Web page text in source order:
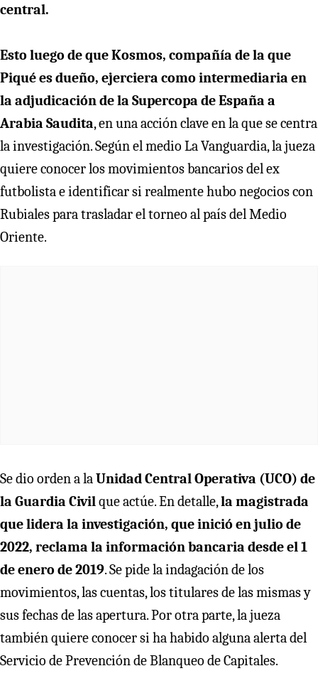
central.
Esto luego de que Kosmos, compañía de la que
Piqué es dueño, ejerciera como intermediaria en
la adjudicación de la Supercopa de España a
Arabia Saudita, en una acción clave en la que se centra
la investigación. Según el medio La Vanguardia, la jueza
quiere conocer los movimientos bancarios del ex
futbolista e identificar si realmente hubo negocios con
Rubiales para trasladar el torneo al país del Medio
Oriente.
Se dio orden a laUnidad Central Operativa (UCO) de
la Guardia Civilque actúe. En detalle,la magistrada
que lidera la investigación, que inició en julio de
2022, reclama la información bancaria desde el 1
de enero de 2019. Se pide la indagación de los
movimientos, las cuentas, los titulares de las mismas y
sus fechas de las apertura. Por otra parte, la jueza
también quiere conocer si ha habido alguna alerta del
Servicio de Prevención de Blanqueo de Capitales.